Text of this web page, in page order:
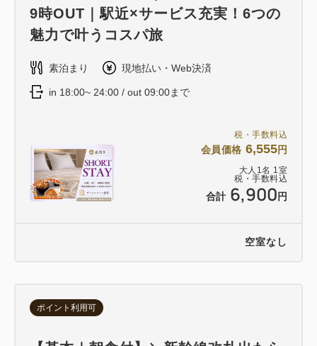
税・手数料込
会員価格 6,555円
大人 1 名 1 室
税・手数料込
合計 6,900 円
9時OUT｜駅近×サービス充実！6つの
魅力で叶うコスパ旅
素泊まり 現地払い・Web決済
in 18:00~ 24:00 / out 09:00まで
空室なし
ポイント利用可